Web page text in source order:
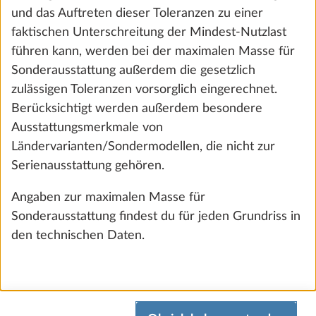
186 €
Hinzufügen
SCHRITT 8 VON 8
Multimedia